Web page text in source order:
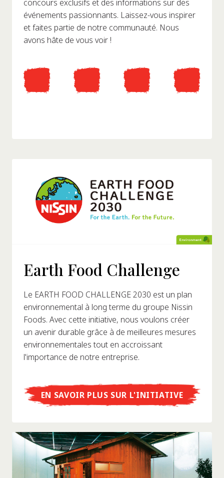
concours exclusifs et des informations sur des
événements passionnants. Laissez-vous inspirer
et faites partie de notre communauté. Nous
avons hâte de vous voir !
Earth Food Challenge
Le EARTH FOOD CHALLENGE 2030 est un plan
environnemental à long terme du groupe Nissin
Foods. Avec cette initiative, nous voulons créer
un avenir durable grâce à de meilleures mesures
environnementales tout en accroissant
l'importance de notre entreprise.
EN SAVOIR PLUS SUR L'INITIATIVE